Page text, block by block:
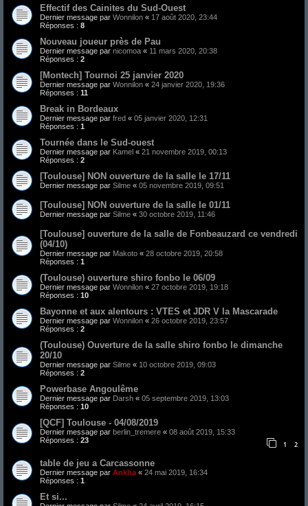
Effectif des Cainites du Sud-Ouest
Dernier message par Wonnilon « 17 août 2020, 23:44
Réponses : 8
Nouveau joueur près de Pau
Dernier message par nicomoa « 11 mars 2020, 20:38
Réponses : 2
[Montech] Tournoi 25 janvier 2020
Dernier message par Wonnilon « 24 janvier 2020, 19:36
Réponses : 11
Break in Bordeaux
Dernier message par fred « 05 janvier 2020, 12:31
Réponses : 1
Tournée dans le Sud-ouest
Dernier message par Kamel « 21 novembre 2019, 00:13
Réponses : 2
[Toulouse] NON ouverture de la salle le 17/11
Dernier message par Silme « 05 novembre 2019, 09:51
[Toulouse] NON ouverture de la salle le 01/11
Dernier message par Silme « 30 octobre 2019, 11:46
[Toulouse] ouverture de la salle de Fonbeauzard ce vendredi
(04/10)
Dernier message par Makoto « 28 octobre 2019, 20:58
Réponses : 1
(Toulouse) ouverture shiro fonbo le 06/09
Dernier message par Wonnilon « 27 octobre 2019, 19:18
Réponses : 10
Bayonne et aux alentours : VTES et JDR V la Mascarade
Dernier message par Wonnilon « 26 octobre 2019, 23:57
Réponses : 2
(Toulouse) Ouverture de la salle shiro fonbo le dimanche
20/10
Dernier message par Silme « 10 octobre 2019, 09:03
Réponses : 2
Powerbase Angoulême
Dernier message par Darsh « 05 septembre 2019, 13:03
Réponses : 10
[QCF] Toulouse - 04/08/2019
Dernier message par berlin_tremere « 08 août 2019, 15:33
Réponses : 23 1 2
table de jeu a Carcassonne
Dernier message par Ankha « 24 mai 2019, 16:34
Réponses : 1
Et si...